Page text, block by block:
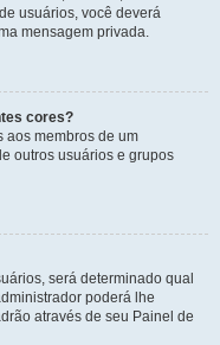
usuários, você deverá
mensagem privada.
cores?
aos membros de um
outros usuários e grupos
será determinado qual
poderá lhe
através de seu Painel de